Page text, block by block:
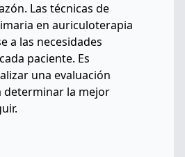
Las técnicas de
en auriculoterapia
a las necesidades
paciente. Es
una evaluación
determinar la mejor